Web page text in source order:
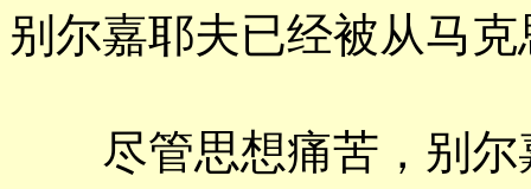
别尔嘉耶夫已经被从马
尽管思想痛苦，别尔